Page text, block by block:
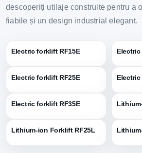
descoperiți utilaje construite pentru a
fiabile și un design industrial elegant.
Electric forklift RF15E
Electric forklift RF25E
Electric forklift RF35E
Lithium-ion Forklift RF25L